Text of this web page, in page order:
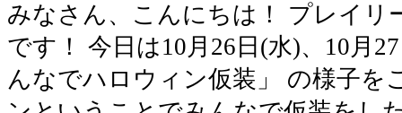
みなさん、こんにちは！ プレイリ
です！ 今日は10月26日(水)、10月
んなでハロウィン仮装」 の様子を